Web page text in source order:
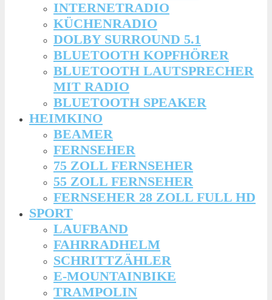
INTERNETRADIO
KÜCHENRADIO
DOLBY SURROUND 5.1
BLUETOOTH KOPFHÖRER
BLUETOOTH LAUTSPRECHER
MIT RADIO
BLUETOOTH SPEAKER
HEIMKINO
BEAMER
FERNSEHER
75 ZOLL FERNSEHER
55 ZOLL FERNSEHER
FERNSEHER 28 ZOLL FULL HD
SPORT
LAUFBAND
FAHRRADHELM
SCHRITTZÄHLER
E-MOUNTAINBIKE
TRAMPOLIN